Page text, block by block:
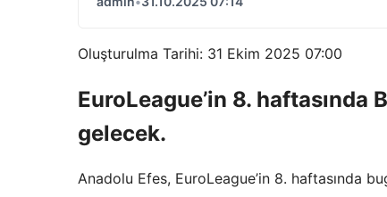
Oluşturulma Tarihi: 31 Ekim 2025 07:00
EuroLeague’in 8. haftasında
gelecek.
Anadolu Efes, EuroLeague’in 8. haftasında